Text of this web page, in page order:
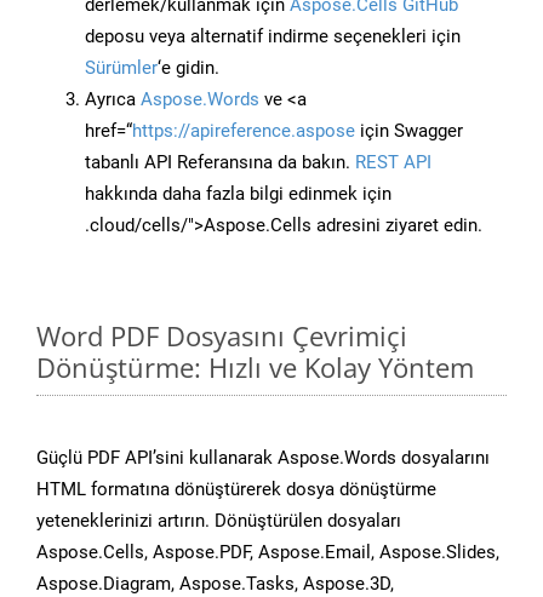
derlemek/kullanmak için Aspose.Cells GitHub
deposu veya alternatif indirme seçenekleri için
Sürümler‘e gidin.
Ayrıca Aspose.Words ve <a
href=“https://apireference.aspose için Swagger
tabanlı API Referansına da bakın. REST API
hakkında daha fazla bilgi edinmek için
.cloud/cells/">Aspose.Cells adresini ziyaret edin.
Word PDF Dosyasını Çevrimiçi
Dönüştürme: Hızlı ve Kolay Yöntem
Güçlü PDF API’sini kullanarak Aspose.Words dosyalarını
HTML formatına dönüştürerek dosya dönüştürme
yeteneklerinizi artırın. Dönüştürülen dosyaları
Aspose.Cells, Aspose.PDF, Aspose.Email, Aspose.Slides,
Aspose.Diagram, Aspose.Tasks, Aspose.3D,